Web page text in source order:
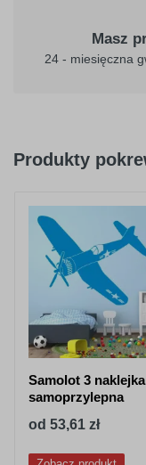
Masz
24 - miesięczna
Produkty
Samolot 3 naklejka
samoprzylepna
od 53,61 zł